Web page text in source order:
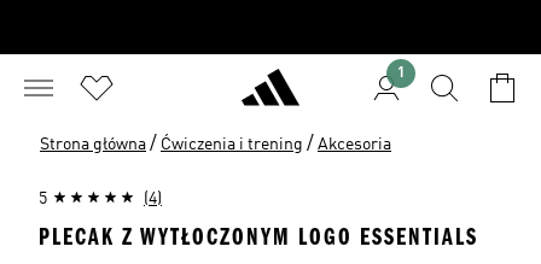
1
Strona główna / Ćwiczenia i trening / Akcesoria
5 (4)
PLECAK Z WYTŁOCZONYM LOGO ESSENTIALS